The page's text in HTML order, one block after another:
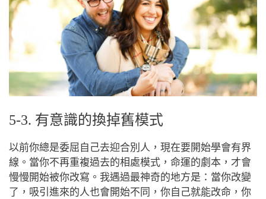
5-3. 有意識的換掉舊模式
以前你總是委屈自己去迎合別人，現在要開始學會有界
線。當你不再重複過去的相處模式，命運的劇本，才會
慢慢開始被你改寫。我遇過最神奇的地方是：當你改變
了，吸引進來的人也會開始不同，你自己就能改命，你